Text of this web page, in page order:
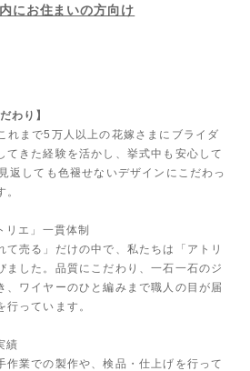
にお住まいの方向け
わり】
まで5万人以上の花嫁さまにブライダ
てきた経験を活かし、挙式中も安心して
返しても色褪せないデザインにこだわっ
リエ」一貫体制
て売る」だけの中で、私たちは「アトリ
ました。品質にこだわり、一石一石のジ
、ワイヤーのひと編みまで職人の目が届
行っています。
績
作業での製作や、検品・仕上げを行って